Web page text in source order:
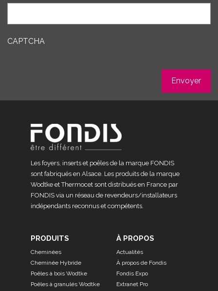
CAPTCHA
Les foyers, inserts et poêles de la marque FONDIS
sont fabriqués en Alsace. Les produits de la marque
Wodtke et Thermocet sont distribués en France par
FONDIS via un réseau de revendeurs/installateurs
indépendants reconnus et compétents.
PRODUITS
Cheminées
Cheminée Hybride
Poêles à bois Wodtke
Poêles à granulés Wodtke
À PROPOS
Actualités
À propos de Fondis
Fondis Expo
Extranet Pro